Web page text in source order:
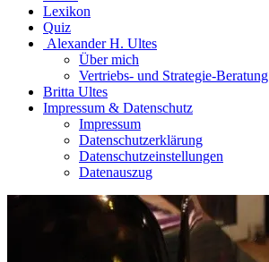
Lexikon
Quiz
Alexander H. Ultes
Über mich
Vertriebs- und Strategie-Beratung
Britta Ultes
Impressum & Datenschutz
Impressum
Datenschutzerklärung
Datenschutzeinstellungen
Datenauszug